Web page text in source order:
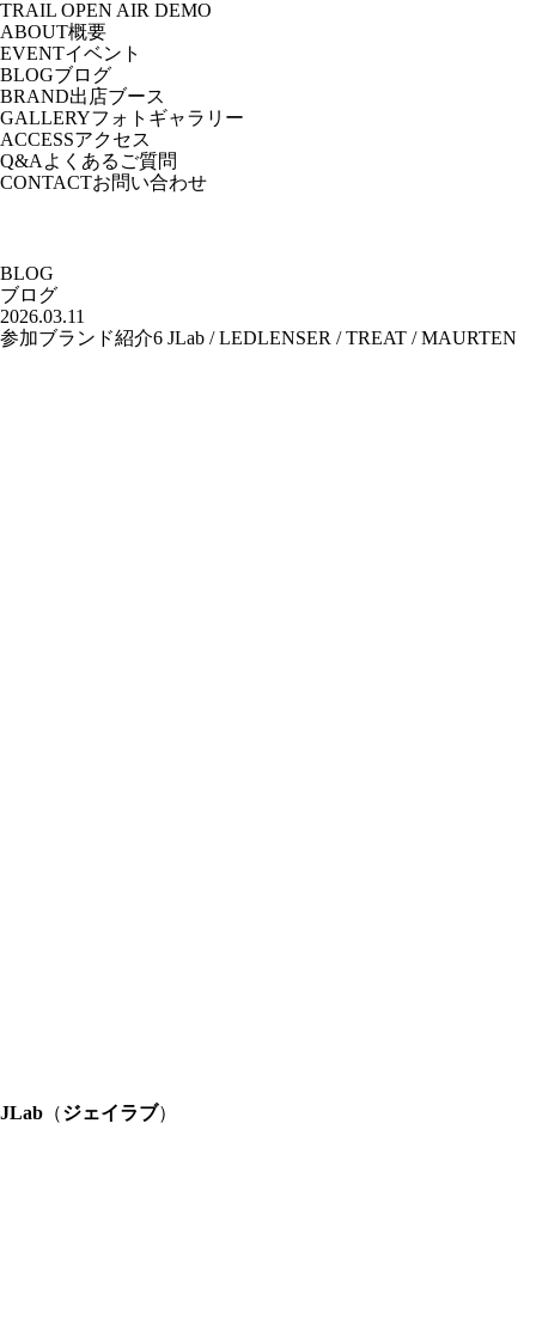
TRAIL OPEN AIR DEMO
ABOUT概要
EVENTイベント
BLOGブログ
BRAND出店ブース
GALLERYフォトギャラリー
ACCESSアクセス
Q&A よくあるご質問
CONTACTお問い合わせ
BLOG
ブログ
2026.03.11
参加ブランド紹介6 JLab / LEDLENSER / TREAT / MAURTEN
JLab （ジェイラブ）